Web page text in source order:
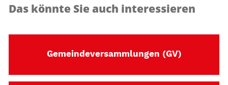
Das könnte Sie auch interessieren
Gemeindeversammlungen (GV)